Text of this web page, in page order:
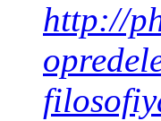
http://